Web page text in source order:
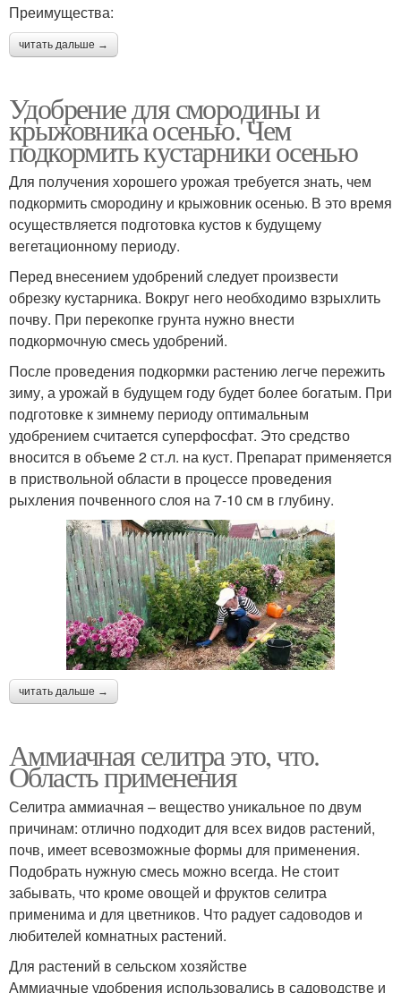
Преимущества:
читать дальше →
Удобрение для смородины и
крыжовника осенью. Чем
подкормить кустарники осенью
Для получения хорошего урожая требуется знать, чем
подкормить смородину и крыжовник осенью. В это время
осуществляется подготовка кустов к будущему
вегетационному периоду.
Перед внесением удобрений следует произвести
обрезку кустарника. Вокруг него необходимо взрыхлить
почву. При перекопке грунта нужно внести
подкормочную смесь удобрений.
После проведения подкормки растению легче пережить
зиму, а урожай в будущем году будет более богатым. При
подготовке к зимнему периоду оптимальным
удобрением считается суперфосфат. Это средство
вносится в объеме 2 ст.л. на куст. Препарат применяется
в приствольной области в процессе проведения
рыхления почвенного слоя на 7-10 см в глубину.
читать дальше →
Аммиачная селитра это, что.
Область применения
Селитра аммиачная – вещество уникальное по двум
причинам: отлично подходит для всех видов растений,
почв, имеет всевозможные формы для применения.
Подобрать нужную смесь можно всегда. Не стоит
забывать, что кроме овощей и фруктов селитра
применима и для цветников. Что радует садоводов и
любителей комнатных растений.
Для растений в сельском хозяйстве
Аммиачные удобрения использовались в садоводстве и